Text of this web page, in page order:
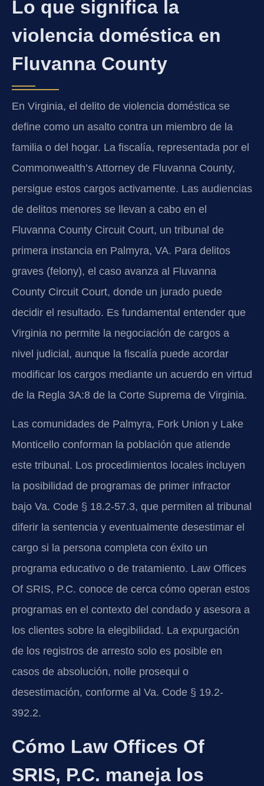
Lo que significa la
violencia doméstica en
Fluvanna County
En Virginia, el delito de violencia doméstica se
define como un asalto contra un miembro de la
familia o del hogar. La fiscalía, representada por el
Commonwealth’s Attorney de Fluvanna County,
persigue estos cargos activamente. Las audiencias
de delitos menores se llevan a cabo en el
Fluvanna County Circuit Court, un tribunal de
primera instancia en Palmyra, VA. Para delitos
graves (felony), el caso avanza al Fluvanna
County Circuit Court, donde un jurado puede
decidir el resultado. Es fundamental entender que
Virginia no permite la negociación de cargos a
nivel judicial, aunque la fiscalía puede acordar
modificar los cargos mediante un acuerdo en virtud
de la Regla 3A:8 de la Corte Suprema de Virginia.
Las comunidades de Palmyra, Fork Union y Lake
Monticello conforman la población que atiende
este tribunal. Los procedimientos locales incluyen
la posibilidad de programas de primer infractor
bajo Va. Code § 18.2-57.3, que permiten al tribunal
diferir la sentencia y eventualmente desestimar el
cargo si la persona completa con éxito un
programa educativo o de tratamiento. Law Offices
Of SRIS, P.C. conoce de cerca cómo operan estos
programas en el contexto del condado y asesora a
los clientes sobre la elegibilidad. La expurgación
de los registros de arresto solo es posible en
casos de absolución, nolle prosequi o
desestimación, conforme al Va. Code § 19.2-
392.2.
Cómo Law Offices Of
SRIS, P.C. maneja los